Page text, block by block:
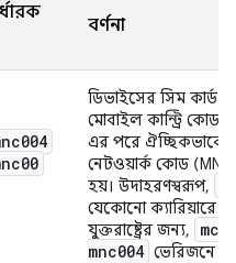
বর্ণনা
ডিভাইসের সিম কার্ড
মোবাইল কান্ট্রি কোড
এর পরে ঐচ্ছিকভাবে
নেটওয়ার্ক কোড
হয়। উদাহরণস্বরূপ,
যেকোনো ক্যারিয়ারে
যুক্তরাষ্ট্রের জন্য,
mnc004 ভেরিজনে